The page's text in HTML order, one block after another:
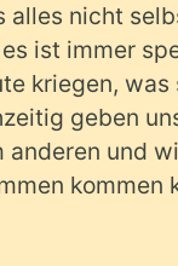
alles nicht
ist immer
kriegen, was
geben
und
kommen